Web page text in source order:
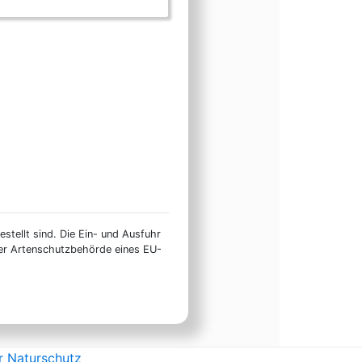
sind. Die Ein- und Ausfuhr
Artenschutzbehörde eines EU-